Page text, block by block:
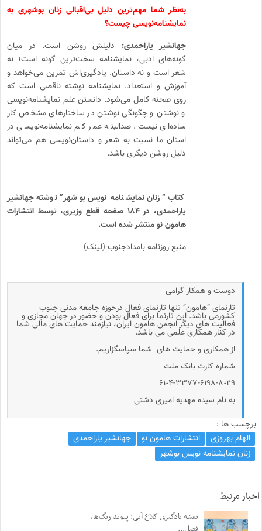
به‌نظر شما مهم‌ترین دلیل بی‌اقبالی زنان بوشهری به
نمایشنامه‌نویسی چیست؟
جهانشیر یاراحمدی: دلیلش روشن است. در میان
گونه‌های ادبی، نمایشنامه سخت‌ترین گونه است؛ نه
شعر است و نه داستان. یادگیری‌اش تمرین می‌خواهد و
آموزش و استعداد. نمایشنامه نوشته‌ ناقصی است که
روی صحنه کامل می‌شود. دانستن علم نمایشنامه‌نویسی
و نوشتن و چگونگی نوشتن در ساختارهای مشخص کار
ساده‌ای نیست. صدالبته عمر کم نمایشنامه‌نویسی در
استان ما نسبت به شعر و داستان‌نویسی هم می‌تواند
دلیل روشن دیگری باشد.
کتاب “زنان نمایشنامه نویس بوشهر” نوشته جهانشیر
یاراحمدی، در ۱۸۴ صفحه قطع وزیری، توسط انتشارات
هامون نو منتشر شده است.
منبع روزنامه بامدادجنوب (لینک)
دوست و همکار گرامی
تارنمای “هامون” تنها تارنمای فعال درحوزه جامعه مدنی جنوب
کشورمی باشد. این تارنما برای فعال بودن و حضور در جهان مجازی و
فعالیت های دیگر انجمن هامون ایران، نیازمند حمایت های مالی شما
در کنار همکاری علمی می باشد.
از همکاری و حمایت های شما سپاسگزاریم.
شماره کارت بانک ملت
۶۱٠۴-۳۳۷۷-۶۱۹۸-۸٠۲۹
به نام سیده مهدیه امیری دشتی
برچسب ها :
الهام بهروزی
انتشارات هامون نو
جهانشیر یاراحمدی
زنان نمایشنامه نویس بوشهر
اخبار مرتبط
نقشه یادگیری کلاغ آبی: پیوند رنگ‌ها،